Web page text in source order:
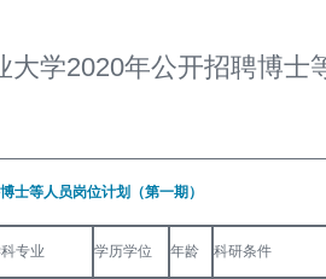
大学2020年公开招聘博士
士等人员岗位计划（第一期）
专业 学历学位 年龄 科研条件